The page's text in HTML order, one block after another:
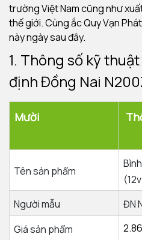
trường Việt Nam cũng như
thế giới.Cùng ắc Quy Vạn
này ngày sau đây.
1. Thông số kỹ
định Đồng Nai
Mười
Tên sản phẩm
Người mẫu
ĐN
Giá sản phẩm